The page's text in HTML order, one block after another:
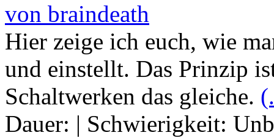
von braindeath
Hier zeige ich euch, wie
und einstellt. Das Prinzip
Schaltwerken das gleiche.
Dauer: | Schwierigkeit: